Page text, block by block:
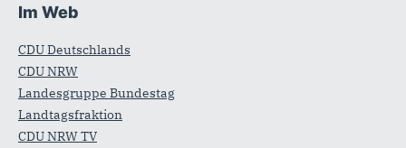
Im Web
CDU Deutschlands
CDU NRW
Landesgruppe Bundestag
Landtagsfraktion
CDU NRW TV